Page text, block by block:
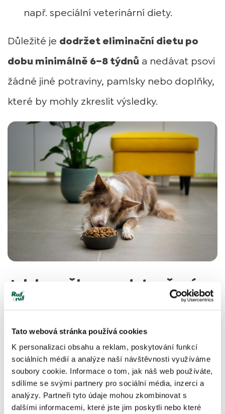
Tato webová stránka používá cookies
K personalizaci obsahu a reklam, poskytování funkcí
sociálních médií a analýze naší návštěvnosti využíváme
soubory cookie. Informace o tom, jak náš web používáte,
sdílíme se svými partnery pro sociální média, inzerci a
analýzy. Partneři tyto údaje mohou zkombinovat s
dalšími informacemi, které jste jim poskytli nebo které
např. speciální veterinární diety.
Důležité je dodržet eliminační dietu po
dobu minimálně 6–8 týdnů a nedávat psovi
žádné jiné potraviny, pamlsky nebo doplňky,
které by mohly zkreslit výsledky.
Jak by měla vypadat vařená
strava při eliminační dietě?
Pokud chcete psa krmit domácí vařenou
eliminační dietou, je důležité dodržet přísný
režim a mít kontrolu nad všemi složkami
stravy. Tady je podrobný postup, jak na to: